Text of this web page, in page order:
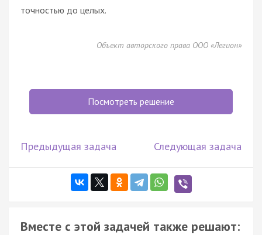
точностью до целых.
Объект авторского права ООО «Легион»
Посмотреть решение
Предыдущая задача Следующая задача
Вместе с этой задачей также решают: